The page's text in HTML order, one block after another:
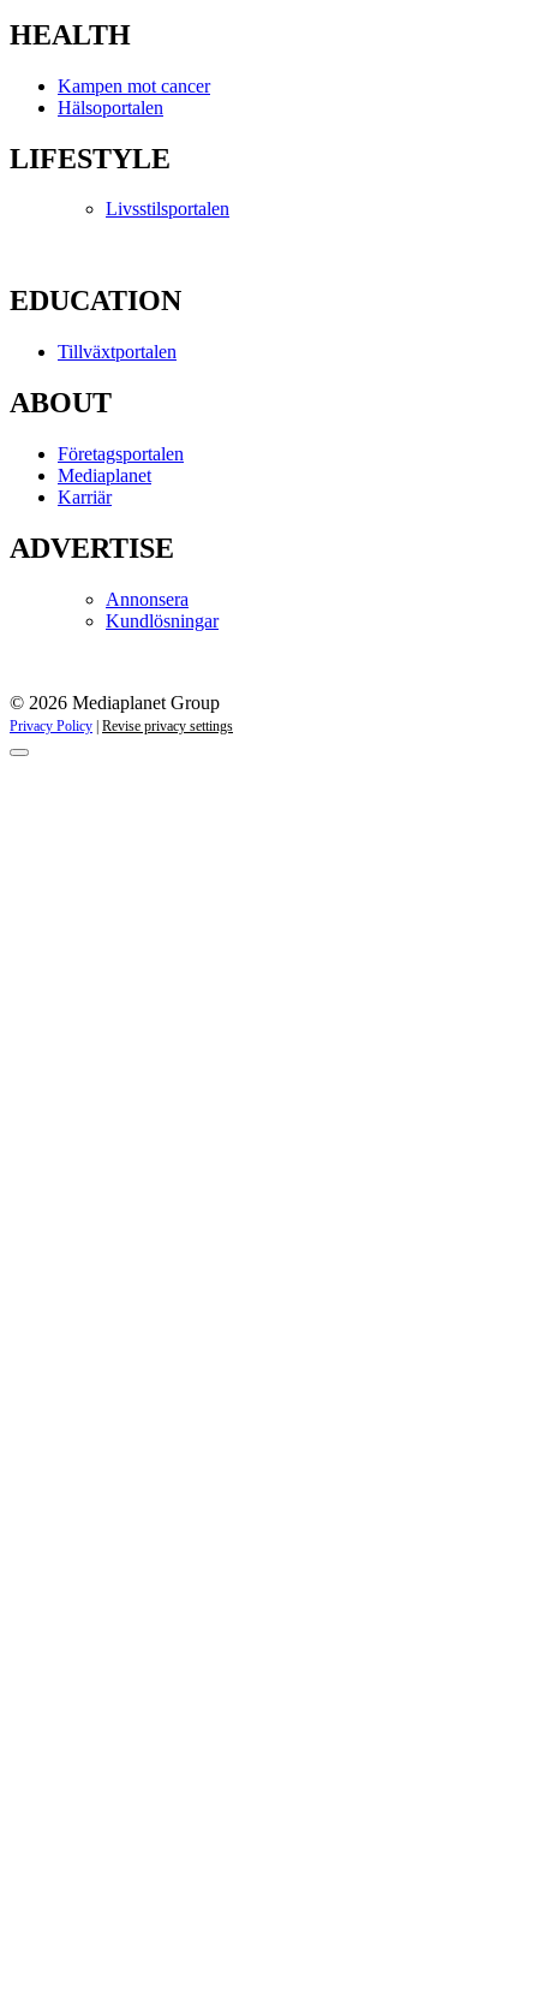
HEALTH
Kampen mot cancer
Hälsoportalen
LIFESTYLE
Livsstilsportalen
EDUCATION
Tillväxtportalen
ABOUT
Företagsportalen
Mediaplanet
Karriär
ADVERTISE
Annonsera
Kundlösningar
© 2026 Mediaplanet Group
Privacy Policy | Revise privacy settings